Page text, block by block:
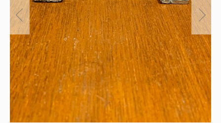
Lighthouse Lightについて
ショッピングガイド
お知らせ
ブログ
フィンスタイル
アンティーク小物/家具
パーツ
サブスクリプション
その他
在庫あり セール
並び順